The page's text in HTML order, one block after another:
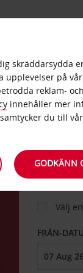
HÄMTA
Välj
FRÅN-
skräddarsydda
på
reklam- och
innehåller mer
samtycker du till
GODKÄNN